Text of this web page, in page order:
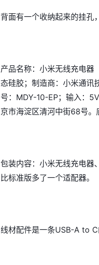
背面有一个收纳起来的挂孔
产品名称：小米无线充电
态硅胶；制造商：小米通讯
号：MDY-10-EP；输入：
京市海淀区清河中街68号。
包装内容：小米无线充电器
比标准版多了一个适配器。
线材配件是一条USB-A to C